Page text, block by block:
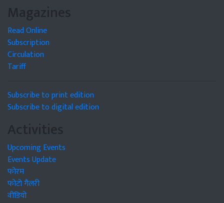
Magazines
Read Online
Subscription
Circulation
Tariff
Subscribe to print edition
Subscribe to digital edition
Activities
Upcoming Events
Events Update
फोरम
फोटो गैलरी
वीडियो